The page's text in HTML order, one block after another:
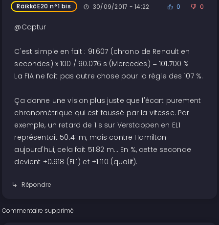
RäikköE20 n°1 bis 30/09/2017 - 14:22 0 0
@Captur
C'est simple en fait : 91.607 (chrono de Renault en
secondes) x 100 / 90.076 s (Mercedes) = 101.700 %
La FIA ne fait pas autre chose pour la règle des 107 %.
Ça donne une vision plus juste que l'écart purement
chronométrique qui est faussé par la vitesse. Par
exemple, un retard de 1 s sur Verstappen en EL1
représentait 50.41 m, mais contre Hamilton
aujourd'hui, cela fait 51.82 m... En %, cette seconde
devient +0.918 (EL1) et +1.110 (qualif).
Répondre
Commentaire supprimé